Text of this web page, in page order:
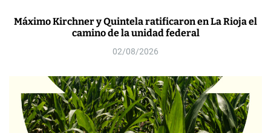
Máximo Kirchner y Quintela ratificaron en La Rioja el
camino de la unidad federal
02/08/2026